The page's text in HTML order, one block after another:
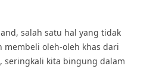
salah satu hal yang tidak
membeli oleh-oleh khas dari
seringkali kita bingung dalam